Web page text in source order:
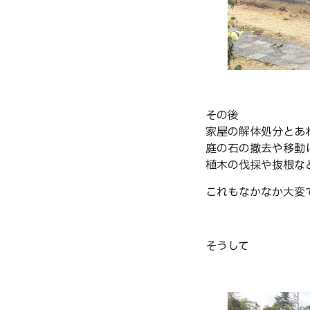
その後
家屋の解体処分とあ
庭の石の撤去や移動
植木の伐採や抜根な
これもなかなか大変
そうして